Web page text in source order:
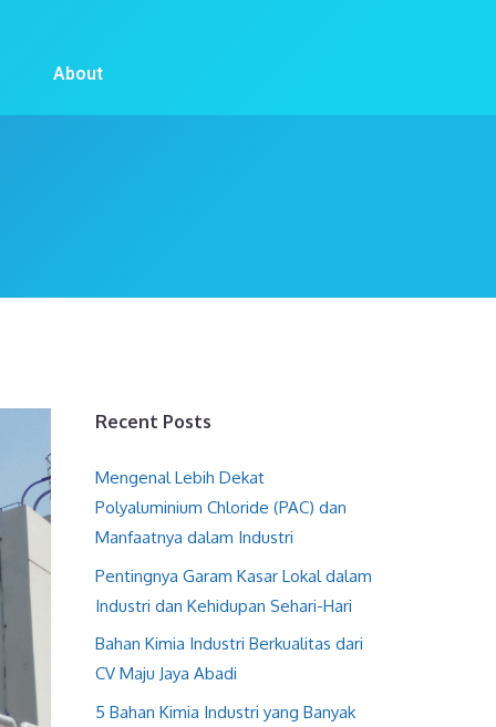
About
Recent Posts
Mengenal Lebih Dekat
Polyaluminium Chloride (PAC) dan
Manfaatnya dalam Industri
Pentingnya Garam Kasar Lokal dalam
Industri dan Kehidupan Sehari-Hari
Bahan Kimia Industri Berkualitas dari
CV Maju Jaya Abadi
5 Bahan Kimia Industri yang Banyak